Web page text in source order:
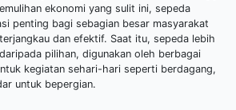
ekonomi yang sulit ini, sepeda
penting bagi sebagian besar masyarakat
dan efektif. Saat itu, sepeda lebih
pilihan, digunakan oleh berbagai
kegiatan sehari-hari seperti berdagang,
untuk bepergian.